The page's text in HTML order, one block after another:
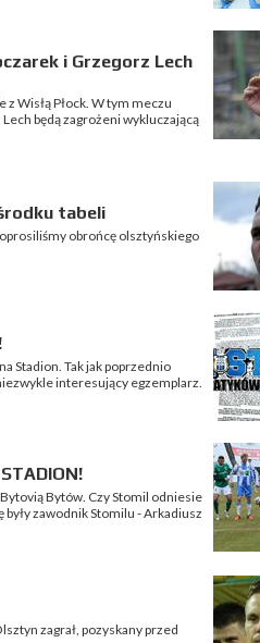
i Grzegorz Lech
Wisłą Płock. W tym meczu
będą zagrożeni wykluczającą
tabeli
obrońcę olsztyńskiego
Stadion. Tak jak poprzednio
interesujący egzemplarz.
Bytów. Czy Stomil odniesie
zawodnik Stomilu - Arkadiusz
zagrał, pozyskany przed